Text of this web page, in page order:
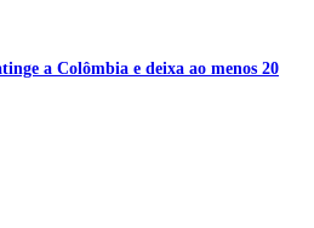
a Colômbia e deixa ao menos 20